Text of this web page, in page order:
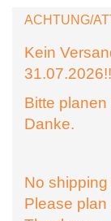
ACHTUNG/
Kein
Bitte
Danke.
No
Please